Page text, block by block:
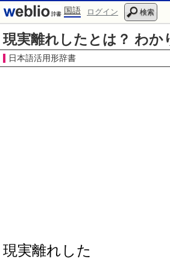
国語 ログイン 検索
現実離れしたとは？ わか
日本語活用形辞書
現実離れした